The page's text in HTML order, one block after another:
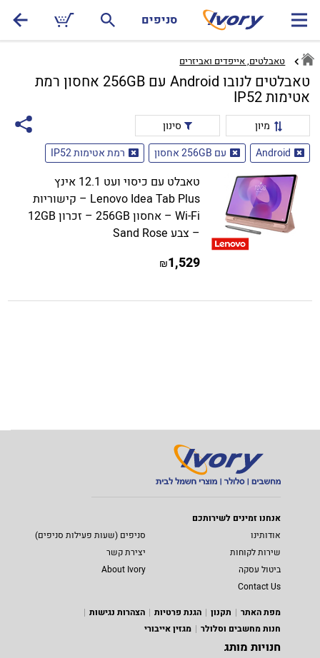
סניפים
טאבלטים, אייפדים ואביזרים
טאבלטים לנובו Android עם 256GB אחסון רמת
אטימות IP52
מיון
סינון
Android
עם 256GB אחסון רמת אטימות IP52
טאבלט עם כיסוי ועט 12.1 אינץ
Lenovo Idea Tab Plus – קישוריות
Wi-Fi – אחסון 256GB – זכרון 12GB
– צבע Sand Rose
1,529
₪
אנחנו זמינים לשירותכם
אודותינו
סניפים (שעות פעילות סניפים)
שירות לקוחות
יצירת קשר
ביטול עסקה
About Ivory
Contact Us
מפת האתר
תקנון הגנת פרטיות
הצהרות נגישות
חנות מחשבים וסלולר
מגזין אייבורי
חנויות מותג